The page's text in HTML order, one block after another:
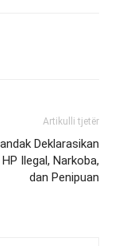
Artikulli tjetër
Deklarasikan
Ilegal, Narkoba,
dan Penipuan